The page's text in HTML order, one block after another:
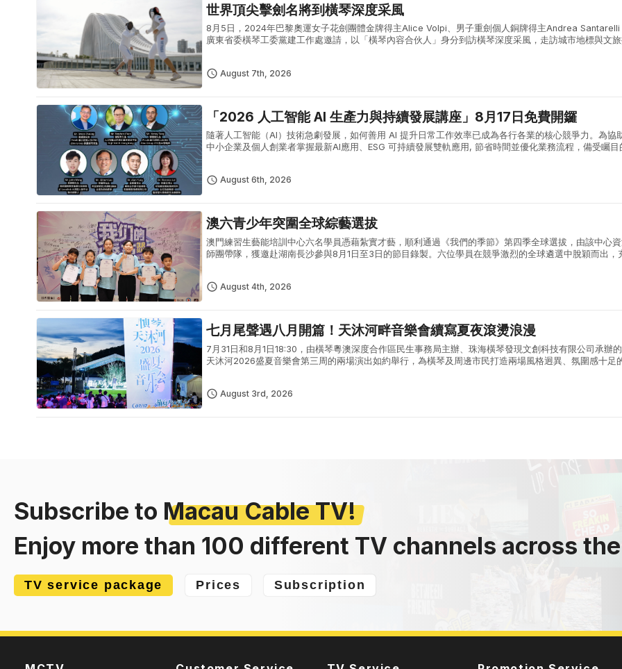
世界頂尖擊劍名將到橫琴深度采風
8月5日，2024年巴黎奧運女子花劍團體金牌得主Alice Volpi、男子重劍個人銅牌得主Andrea Santarelli
廣東省委橫琴工委黨建工作處邀請，以「橫琴內容合伙人」身分到訪橫琴深度采風，走訪城市地標與文
August 7th, 2026
「2026 人工智能 AI 生產力與持續發展講座」8月17日免費開鑼
隨著人工智能（AI）技術急劇發展，如何善用 AI 提升日常工作效率已成為各行各業的核心競爭力。為協
中小企業及個人創業者掌握最新AI應用、ESG 可持續發展雙軌應用, 節省時間並優化業務流程，備受矚目
August 6th, 2026
澳六青少年突圍全球綜藝選拔
澳門練習生藝能培訓中心六名學員憑藉紮實才藝，順利通過《我們的季節》第四季全球選拔，由該中心
師團帶隊，獲邀赴湖南長沙參與8月1日至3日的節目錄製。六位學員在競爭激烈的全球遴選中脫穎而出，
August 4th, 2026
七月尾聲遇八月開篇！天沐河畔音樂會續寫夏夜滾燙浪漫
7月31日和8月1日18:30，由橫琴粵澳深度合作區民生事務局主辦、珠海橫琴發現文創科技有限公司承辦
天沐河2026盛夏音樂會第三周的兩場演出如約舉行，為橫琴及周邊市民打造兩場風格迥異、氛圍感十足
August 3rd, 2026
Subscribe to Macau Cable TV!
Enjoy more than 100 different TV channels across
TV service package Prices Subscription